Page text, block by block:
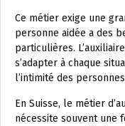
Ce métier exige une
personne aidée a des
particulières.
s’adapter à chaque
l’intimité des
En Suisse, le métier
nécessite souvent une